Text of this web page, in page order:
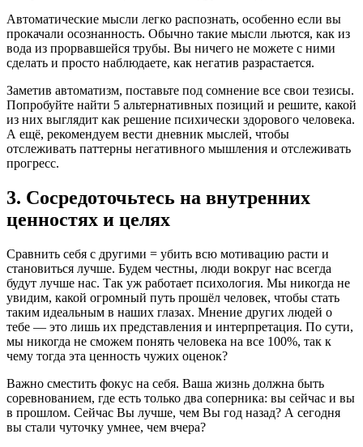
Автоматические мысли легко распознать, особенно если вы
прокачали осознанность. Обычно такие мысли льются, как из
вода из прорвавшейся трубы. Вы ничего не можете с ними
сделать и просто наблюдаете, как негатив разрастается.
Заметив автоматизм, поставьте под сомнение все свои тезисы.
Попробуйте найти 5 альтернативных позиций и решите, какой
из них выглядит как решение психически здорового человека.
А ещё, рекомендуем вести дневник мыслей, чтобы
отслеживать паттерны негативного мышления и отслеживать
прогресс.
3. Сосредоточьтесь на внутренних
ценностях и целях
Сравнить себя с другими = убить всю мотивацию расти и
становиться лучше. Будем честны, люди вокруг нас всегда
будут лучше нас. Так уж работает психология. Мы никогда не
увидим, какой огромный путь прошёл человек, чтобы стать
таким идеальным в наших глазах. Мнение других людей о
тебе — это лишь их представления и интерпретация. По сути,
мы никогда не сможем понять человека на все 100%, так к
чему тогда эта ценность чужих оценок?
Важно сместить фокус на себя. Ваша жизнь должна быть
соревнованием, где есть только два соперника: вы сейчас и вы
в прошлом. Сейчас Вы лучше, чем Вы год назад? А сегодня
вы стали чуточку умнее, чем вчера?